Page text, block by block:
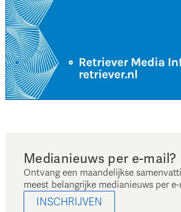
Medianieuws per e-mail?
Ontvang een maandelijkse
meest belangrijke medianieuws per
INSCHRIJVEN